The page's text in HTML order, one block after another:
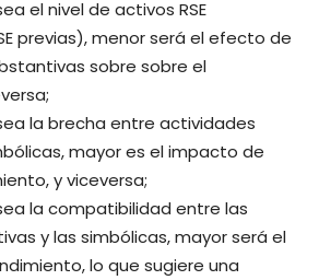
el nivel de activos RSE
previas), menor será el efecto de
sobre sobre el
la brecha entre actividades
mayor es el impacto de
y viceversa;
la compatibilidad entre las
y las simbólicas, mayor será el
lo que sugiere una